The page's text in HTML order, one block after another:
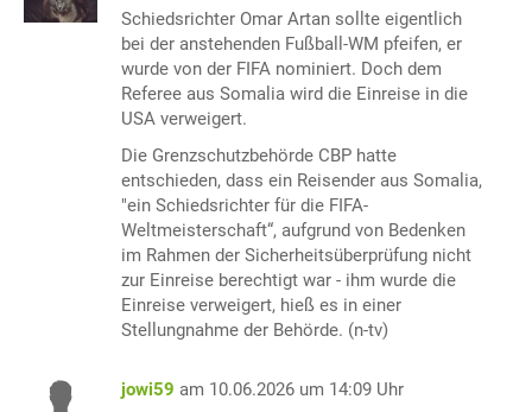
Schiedsrichter Omar Artan sollte eigentlich
bei der anstehenden Fußball-WM pfeifen, er
wurde von der FIFA nominiert. Doch dem
Referee aus Somalia wird die Einreise in die
USA verweigert.
Die Grenzschutzbehörde CBP hatte
entschieden, dass ein Reisender aus Somalia,
"ein Schiedsrichter für die FIFA-
Weltmeisterschaft“, aufgrund von Bedenken
im Rahmen der Sicherheitsüberprüfung nicht
zur Einreise berechtigt war - ihm wurde die
Einreise verweigert, hieß es in einer
Stellungnahme der Behörde. (n-tv)
jowi59 am 10.06.2026 um 14:09 Uhr